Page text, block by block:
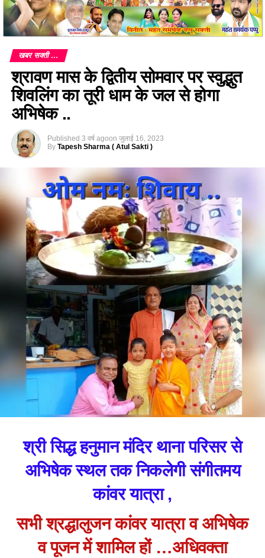
खबर सक्ती ...
श्रावण मास के द्वितीय सोमवार पर स्वुद्भुत
शिवलिंग का तूरी धाम के जल से होगा
अभिषेक ..
Published 3 वर्ष agoon जुलाई 16, 2023
By Tapesh Sharma ( Atul Sakti )
श्री सिद्ध हनुमान मंदिर थाना परिसर से
अभिषेक स्थल तक निकलेगी संगीतमय
कांवर यात्रा ,
सभी श्रद्धालुजन कांवर यात्रा व अभिषेक
व पूजन में शामिल हों …अधिवक्ता